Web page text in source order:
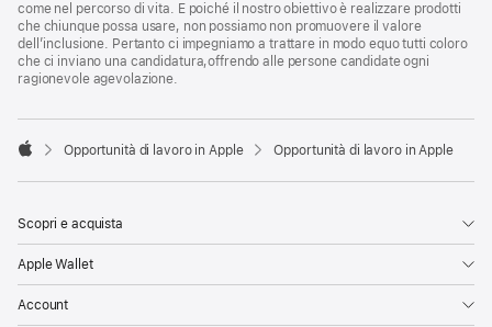
come nel percorso di vita. E poiché il nostro obiettivo è realizzare prodotti
che chiunque possa usare, non possiamo non promuovere il valore
dell’inclusione. Pertanto ci impegniamo a trattare in modo equo tutti coloro
che ci inviano una candidatura,offrendo alle persone candidate ogni
ragionevole agevolazione.

Opportunità di lavoro in Apple Opportunità di lavoro in Apple
Scopri e acquista
Apple Wallet
Account